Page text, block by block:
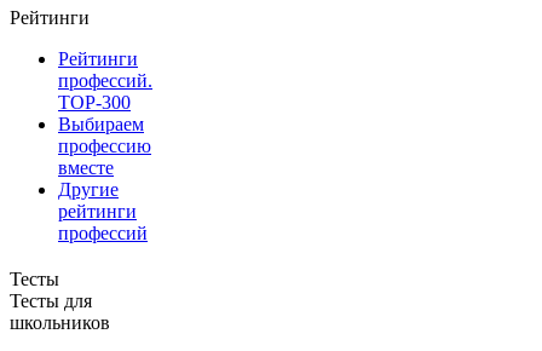
Рейтинги
Рейтинги
профессий.
TOP-300
Выбираем
профессию
вместе
Другие
рейтинги
профессий
Тесты
Тесты для
школьников